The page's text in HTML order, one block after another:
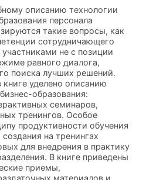
описанию технологии
персонала
такие вопросы, как
сотрудничающего
не с позиции
равного диалога,
поиска лучших решений.
уделено описанию
образования:
семинаров,
тренингов. Особое
продуктивности обучения
на тренингах
для внедрения в практику
В книге приведены
приемы,
материалов и